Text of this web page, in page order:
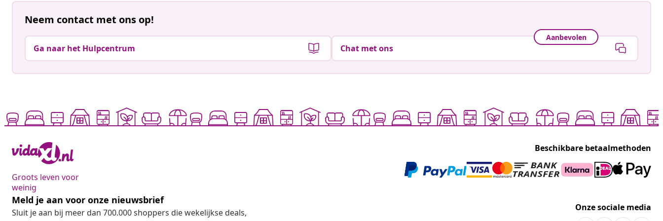
Neem contact met ons op!
Ga naar het Hulpcentrum
Aanbevolen
Chat met ons
Groots leven voor
weinig
Beschikbare betaalmethoden
Meld je aan voor onze nieuwsbrief
Sluit je aan bij meer dan 700.000 shoppers die wekelijkse deals,
Onze sociale media